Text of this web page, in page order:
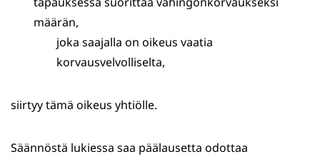
määrän,
joka saajalla on oikeus vaatia
korvausvelvolliselta,
siirtyy tämä oikeus yhtiölle.
Säännöstä lukiessa saa päälausetta odottaa